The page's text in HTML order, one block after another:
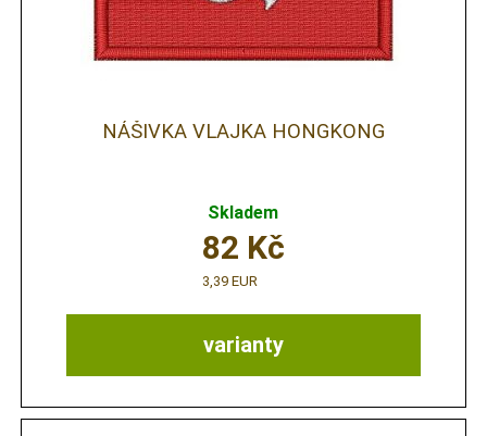
NÁŠIVKA VLAJKA HONGKONG
Skladem
varianty
82 Kč
3,39 EUR